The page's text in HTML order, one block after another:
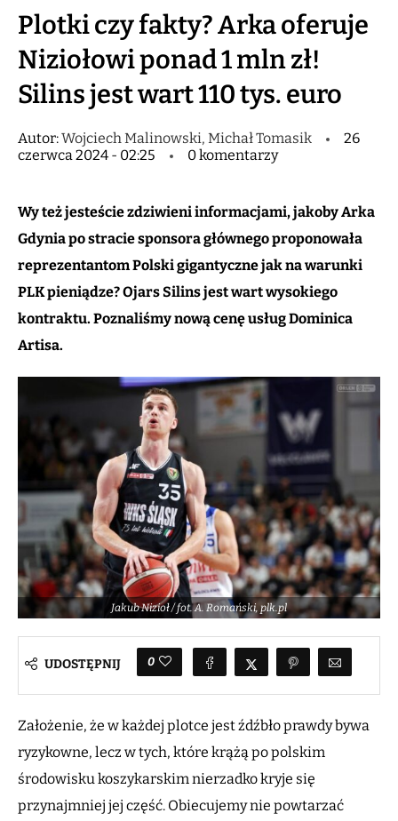
Plotki czy fakty? Arka oferuje
Niziołowi ponad 1 mln zł!
Silins jest wart 110 tys. euro
Autor:Wojciech Malinowski, Michał Tomasik
26
czerwca 2024 - 02:25
0 komentarzy
Wy też jesteście zdziwieni informacjami, jakoby Arka
Gdynia po stracie sponsora głównego proponowała
reprezentantom Polski gigantyczne jak na warunki
PLK pieniądze? Ojars Silins jest wart wysokiego
kontraktu. Poznaliśmy nową cenę usług Dominica
Artisa.
Jakub Nizioł / fot. A. Romański, plk.pl
UDOSTĘPNIJ 0
Założenie, że w każdej plotce jest źdźbło prawdy bywa
ryzykowne, lecz w tych, które krążą po polskim
środowisku koszykarskim nierzadko kryje się
przynajmniej jej część. Obiecujemy nie powtarzać